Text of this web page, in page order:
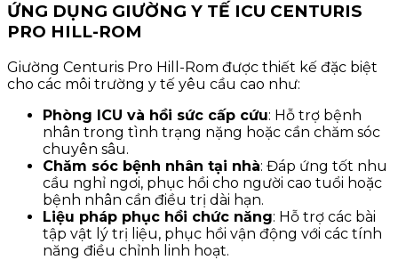
ỨNG DỤNG GIƯỜNG Y TẾ ICU CENTURIS
PRO HILL-ROM
Giường Centuris Pro Hill-Rom được thiết kế đặc biệt
cho các môi trường y tế yêu cầu cao như:
Phòng ICU và hồi sức cấp cứu: Hỗ trợ bệnh
nhân trong tình trạng nặng hoặc cần chăm sóc
chuyên sâu.
Chăm sóc bệnh nhân tại nhà: Đáp ứng tốt nhu
cầu nghỉ ngơi, phục hồi cho người cao tuổi hoặc
bệnh nhân cần điều trị dài hạn.
Liệu pháp phục hồi chức năng: Hỗ trợ các bài
tập vật lý trị liệu, phục hồi vận động với các tính
năng điều chỉnh linh hoạt.